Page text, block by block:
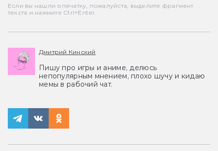
Если вы нашли опечатку, пожалуйста, выделите фрагмент
текста и нажмите Ctrl+Enter.
Дмитрий Кинский
Пишу про игры и аниме, делюсь
непопулярным мнением, плохо шучу и кидаю
мемы в рабочий чат.